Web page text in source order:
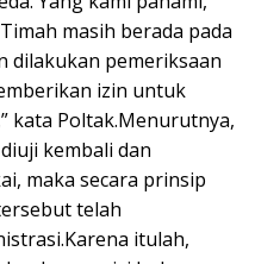
masih berada pada
dilakukan pemeriksaan
izin untuk
kata Poltak.Menurutnya,
kembali dan
maka secara prinsip
telah
itulah,